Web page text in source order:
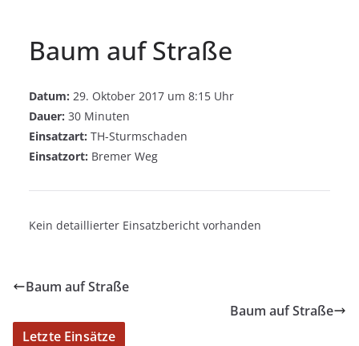
Baum auf Straße
Datum: 29. Oktober 2017 um 8:15 Uhr
Dauer: 30 Minuten
Einsatzart: TH-Sturmschaden
Einsatzort: Bremer Weg
Kein detaillierter Einsatzbericht vorhanden
Baum auf Straße
Baum auf Straße
Letzte Einsätze